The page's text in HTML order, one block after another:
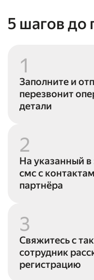
5 шагов до
1
Заполните и
перезвонит
детали
2
На указанный
смс с
партнёра
3
Свяжитесь с
сотрудник
регистрацию